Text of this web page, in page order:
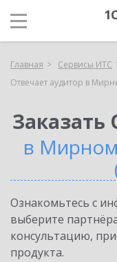
Главная Сервисы ИТС
Отвечает аудитор в
Заказать
в Мирном
Ознакомьтесь с
выберите
консультацию,
продукта.